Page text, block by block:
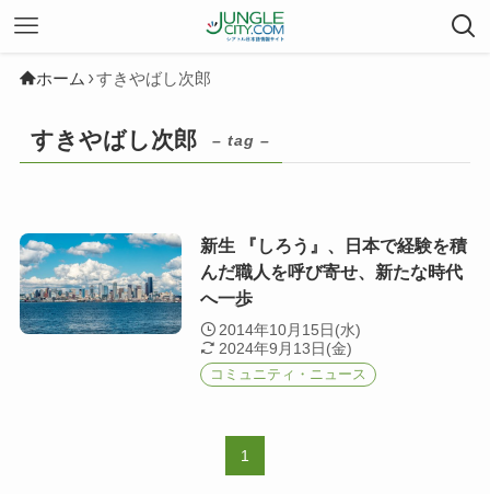
ホーム すきやばし次郎
すきやばし次郎 – tag –
新生 『しろう』、日本で経験を積
んだ職人を呼び寄せ、新たな時代
へ一歩
2014年10月15日(水)
2024年9月13日(金)
コミュニティ・ニュース
1